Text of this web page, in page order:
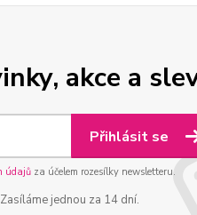
akce a
Přihlásit se
údajůza účelem rozesílky newsletteru.
jednou za 14 dní.